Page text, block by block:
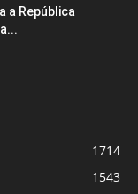
a República
1714
1543